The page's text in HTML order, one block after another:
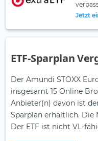
Jetzt
ETF-Sparplan
Der Amundi STOXX
insgesamt 15 Online
Anbieter(n) davon ist
Sparplan erhältlich. Die
Der ETF ist nicht VL-